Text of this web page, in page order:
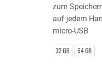
zum
auf jedem
micro-USB
32 GB 64 GB